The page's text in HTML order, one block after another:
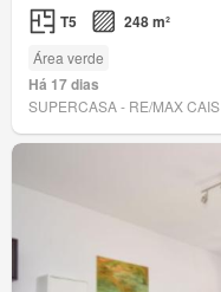
T5 248 m²
Área verde
Há 17 dias
SUPERCASA - RE/MAX CAIS